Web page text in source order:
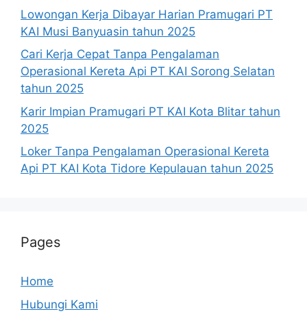
Lowongan Kerja Dibayar Harian Pramugari PT
KAI Musi Banyuasin tahun 2025
Cari Kerja Cepat Tanpa Pengalaman
Operasional Kereta Api PT KAI Sorong Selatan
tahun 2025
Karir Impian Pramugari PT KAI Kota Blitar tahun
2025
Loker Tanpa Pengalaman Operasional Kereta
Api PT KAI Kota Tidore Kepulauan tahun 2025
Pages
Home
Hubungi Kami